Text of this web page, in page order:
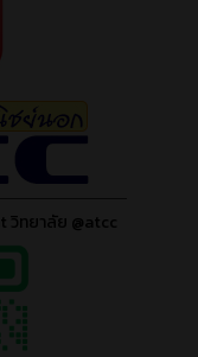
วิทยาลัย @atcc